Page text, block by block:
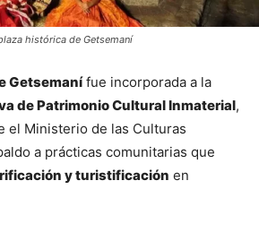
histórica de Getsemaní
Getsemaní
de Patrimonio Cultural Inmaterial,
el Ministerio de las Culturas
a prácticas comunitarias que
y turistificación en